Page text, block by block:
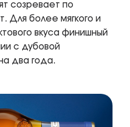
созревает по
Для более мягкого и
вкуса финишный
с дубовой
два года.